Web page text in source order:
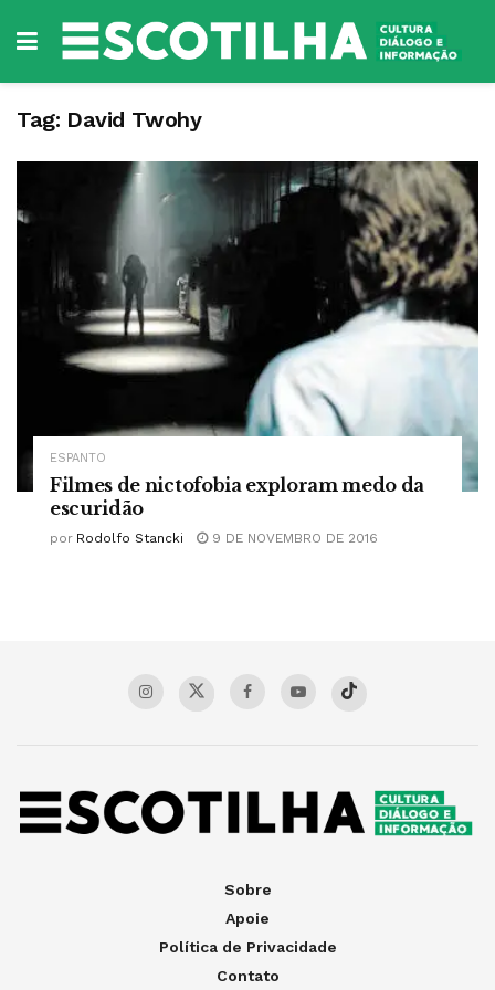
Tag: David Twohy
ESPANTO
Filmes de nictofobia exploram medo da
escuridão
por Rodolfo Stancki 9 DE NOVEMBRO DE 2016
Sobre
Apoie
Política de Privacidade
Contato